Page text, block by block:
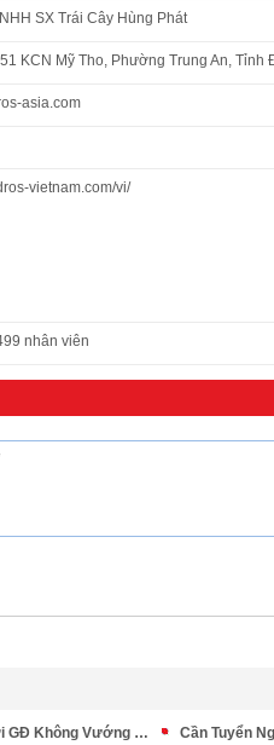
SX Trái Cây Hùng Phát
KCN Mỹ Tho, Phường Trung An, Tỉnh
asia.com
vietnam.com/vi/
nhân viên
Cần Tuyển Người Làm Ở Lâu Dài Với GĐ Không Vướng Bận Quá Nhiều